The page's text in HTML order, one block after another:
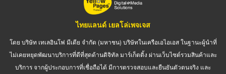
ไทยแลนด์ เยลโล่เพจเจส
โดย บริษัท เทเลอินโฟ มีเดีย จำกัด (มหาชน) บริษัทในเครือเอไอเอส ในฐานะผู้นำที่
ไม่เคยหยุดพัฒนาบริการที่ดีที่สุดด้านดิจิทัล มาร์เก็ตติ้ง ผ่านเว็บไซต์รวมสินค้าและ
บริการ จากผู้ประกอบการที่เชื่อถือได้ มีการตรวจสอบและยืนยันตัวตนจริง และ